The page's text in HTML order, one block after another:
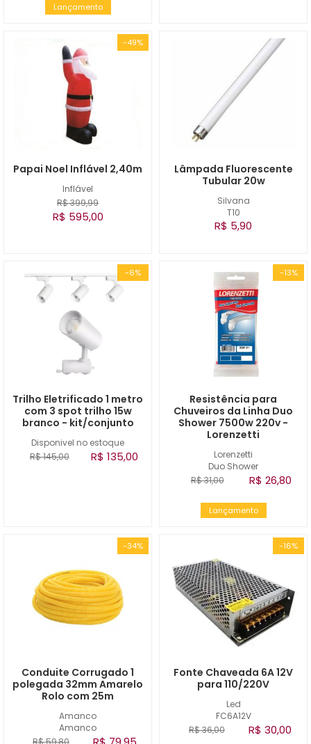
Lançamento
-49%
Inflável
Papai Noel Inflável 2,40m
R$ 399,99
R$ 595,00
Silvana
T10
Lâmpada Fluorescente
Tubular 20w
R$ 5,90
-6%
Disponivel no estoque
Trilho Eletrificado 1 metro
com 3 spot trilho 15w
branco - kit/conjunto
R$ 145,00 R$ 135,00
-13%
Lorenzetti
Duo Shower
Resistência para
Chuveiros da Linha Duo
Shower 7500w 220v -
Lorenzetti
R$ 31,00 R$ 26,80
Lançamento
-34%
Amanco
Amanco
Conduite Corrugado 1
polegada 32mm Amarelo
Rolo com 25m
R$ 59,80
-16%
Led
FC6A12V
Fonte Chaveada 6A 12V
para 110/220V
R$ 36,00 R$ 30,00